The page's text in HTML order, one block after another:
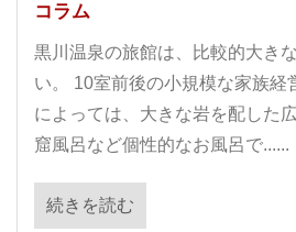
コラム
黒川温泉の旅館は、比較的大き
い。 10室前後の小規模な家族経
によっては、大きな岩を配した
窟風呂など個性的なお風呂で......
続きを読む